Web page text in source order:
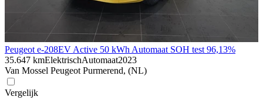
Peugeot e-208EV Active 50 kWh Automaat SOH test 96,13%
35.647 kmElektrischAutomaat2023
Van Mossel Peugeot Purmerend, (NL)
Vergelijk